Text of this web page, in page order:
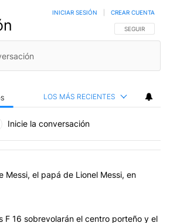
SIGA ESTA
SEGUIR
INICIAR SESIÓN CREAR CUENTA
LOS MÁS RECIENTES
Inicie la conversación
artículos con más comentarios en los
con el título "Murió Jorge Messi, el
Messi, el papá de Lionel Messi, en
con el título "Los aviones F 16
F 16 sobrevolarán el centro porteño y el